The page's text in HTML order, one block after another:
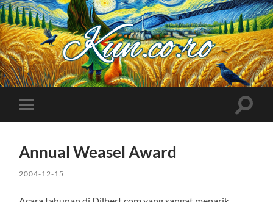
Kuncoro++
Toggle
mobile
Toggle
Annual Weasel Award
2004-12-15